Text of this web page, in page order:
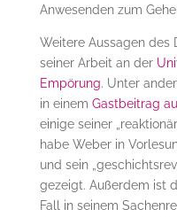
Anwesenden zum
Weitere Aussagen des
seiner Arbeit an der
Empörung. Unter
in einem Gastbeitrag
einige seiner
habe Weber in
und sein
gezeigt. Außerdem ist
Fall in seinem